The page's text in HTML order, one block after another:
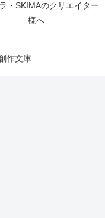
・SKIMAのクリエイター
様へ
作文庫.